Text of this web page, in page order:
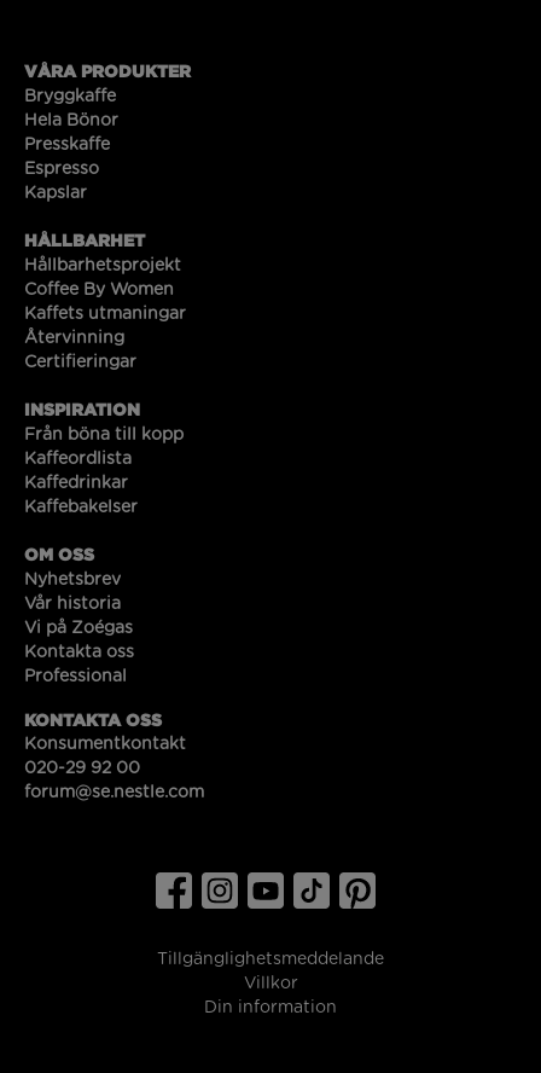
VÅRA PRODUKTER
Bryggkaffe
Hela Bönor
Presskaffe
Espresso
Kapslar
HÅLLBARHET
Hållbarhetsprojekt
Coffee By Women
Kaffets utmaningar
Återvinning
Certifieringar
INSPIRATION
Från böna till kopp
Kaffeordlista
Kaffedrinkar
Kaffebakelser
OM OSS
Nyhetsbrev
Vår historia
Vi på Zoégas
Kontakta oss
Professional
KONTAKTA OSS
Konsumentkontakt
020-29 92 00
forum@se.nestle.com
Tillgänglighetsmeddelande
Villkor
Din information